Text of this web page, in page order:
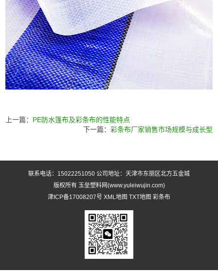
上一篇： PE防水篷布及彩条布的性能特点
下一篇： 彩条布厂家销售市场规模与成长型
联系电话：15022251050 公司地址：天津市东丽区北方五金城
版权所有 玉垒塑料网(www.yuleiwujin.com)
津ICP备17008207号 XML地图 TXT地图 彩条布